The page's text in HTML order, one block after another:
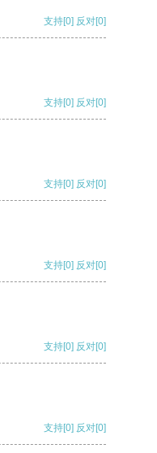
支持[0] 反对[0]
支持[0] 反对[0]
支持[0] 反对[0]
支持[0] 反对[0]
支持[0] 反对[0]
支持[0] 反对[0]